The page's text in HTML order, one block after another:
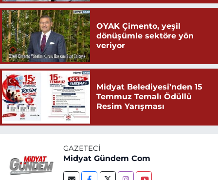
OYAK Çimento, yeşil
dönüşümle sektöre yön
veriyor
Midyat Belediyesi’nden 15
Temmuz Temalı Ödüllü
Resim Yarışması
GAZETECI
Midyat Gündem Com